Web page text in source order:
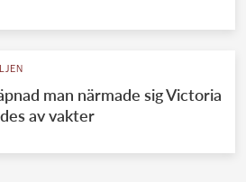
man närmade sig Victoria
av vakter